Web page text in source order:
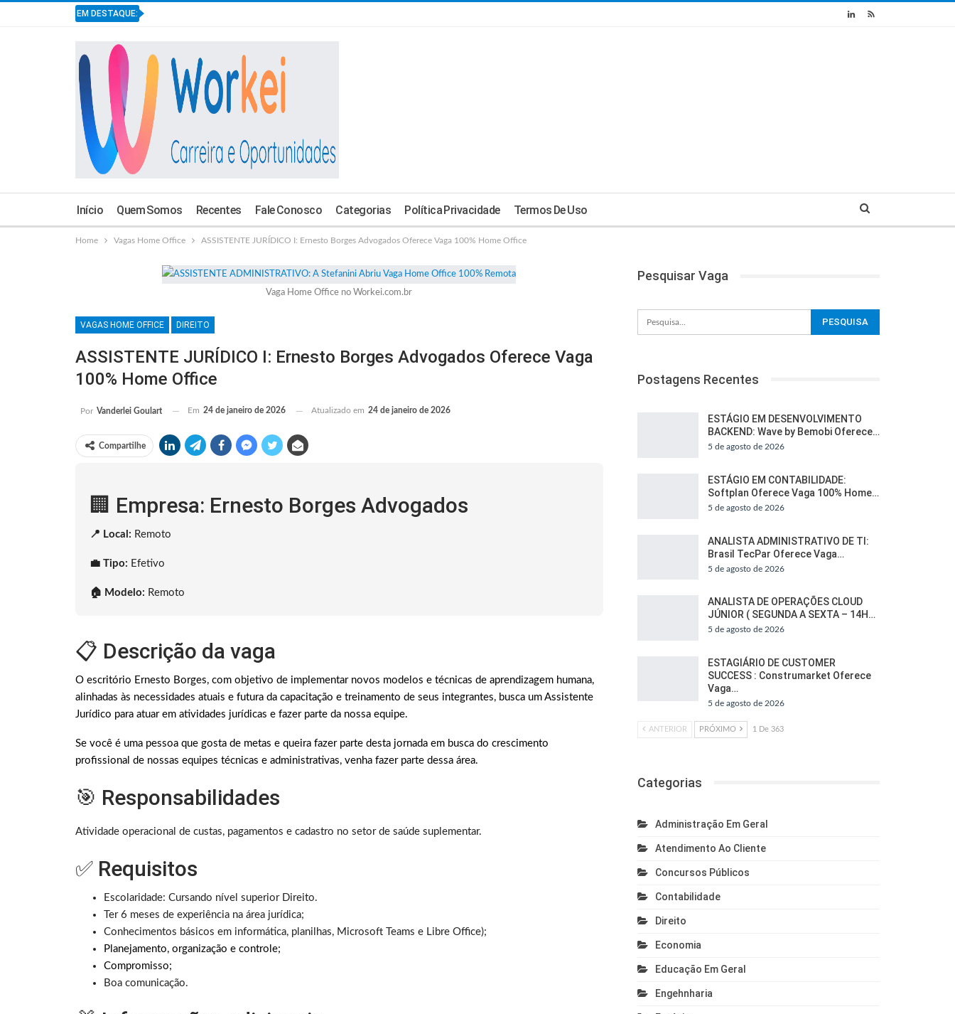
EM DESTAQUE:
Início Quem Somos Recentes Fale Conosco Categorias Política Privacidade Termos De Uso
Home Vagas Home Office ASSISTENTE JURÍDICO I: Ernesto Borges Advogados Oferece Vaga 100% Home Office
Vaga Home Office no Workei.com.br
VAGAS HOME OFFICE DIREITO
ASSISTENTE JURÍDICO I: Ernesto Borges Advogados Oferece Vaga
100% Home Office
Por Vanderlei Goulart Em 24 de janeiro de 2026 Atualizado em 24 de janeiro de 2026
Compartilhe
🏢 Empresa: Ernesto Borges Advogados
📍 Local: Remoto
💼 Tipo: Efetivo
🏠 Modelo: Remoto
📋 Descrição da vaga
O escritório Ernesto Borges, com objetivo de implementar novos modelos e técnicas de aprendizagem humana,
alinhadas às necessidades atuais e futura da capacitação e treinamento de seus integrantes, busca um Assistente
Jurídico para atuar em atividades jurídicas e fazer parte da nossa equipe.
Se você é uma pessoa que gosta de metas e queira fazer parte desta jornada em busca do crescimento
profissional de nossas equipes técnicas e administrativas, venha fazer parte dessa área.
🎯 Responsabilidades
Atividade operacional de custas, pagamentos e cadastro no setor de saúde suplementar.
✅ Requisitos
Escolaridade: Cursando nível superior Direito.
Ter 6 meses de experiência na área jurídica;
Conhecimentos básicos em informática, planilhas, Microsoft Teams e Libre Office);
Planejamento, organização e controle;
Compromisso;
Boa comunicação.
Pesquisar Vaga
Postagens Recentes
ESTÁGIO EM DESENVOLVIMENTO
BACKEND: Wave by Bemobi Oferece…
5 de agosto de 2026
ESTÁGIO EM CONTABILIDADE:
Softplan Oferece Vaga 100% Home…
5 de agosto de 2026
ANALISTA ADMINISTRATIVO DE TI:
Brasil TecPar Oferece Vaga…
5 de agosto de 2026
ANALISTA DE OPERAÇÕES CLOUD
JÚNIOR ( SEGUNDA A SEXTA – 14H…
5 de agosto de 2026
ESTAGIÁRIO DE CUSTOMER
SUCCESS : Construmarket Oferece
Vaga…
5 de agosto de 2026
ANTERIOR PRÓXIMO 1 De 363
Categorias
Administração Em Geral
Atendimento Ao Cliente
Concursos Públicos
Contabilidade
Direito
Economia
Educação Em Geral
Engehnharia